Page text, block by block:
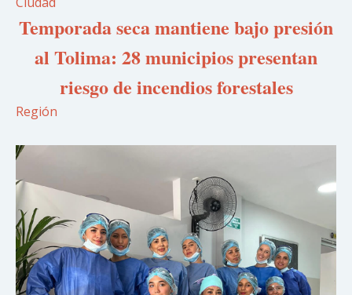
Temporada seca mantiene bajo presión
al Tolima: 28 municipios presentan
riesgo de incendios forestales
Región